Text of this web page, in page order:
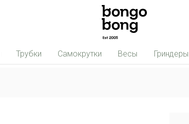
Трубки Самокрутки Весы Гриндеры